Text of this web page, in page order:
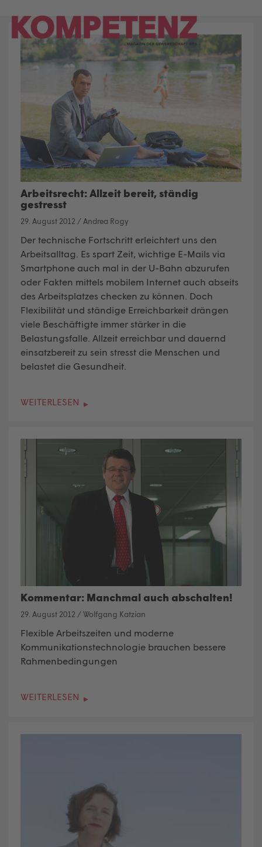
content
Arbeitsrecht: Allzeit bereit, ständig
gestresst
29. August 2012 / Andrea Rogy
Der technische Fortschritt erleichtert uns den
Arbeitsalltag. Es spart Zeit, wichtige E-Mails via
Smartphone auch mal in der U-Bahn abzurufen
oder Fakten mittels mobilem Internet auch abseits
des Arbeitsplatzes checken zu können. Doch
Flexibilität und ständige Erreichbarkeit drängen
viele Beschäftigte immer stärker in die
Belastungsfalle. Allzeit erreichbar und dauernd
einsatzbereit zu sein stresst die Menschen und
belastet die Gesundheit.
WEITERLESEN
Kommentar: Manchmal auch abschalten!
29. August 2012 /Wolfgang Katzian
Flexible Arbeitszeiten und moderne
Kommunikationstechnologie brauchen bessere
Rahmenbedingungen
WEITERLESEN